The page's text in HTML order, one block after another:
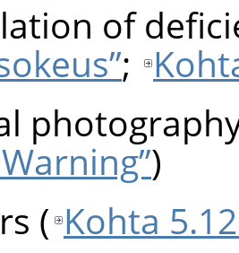
of
;
)
( Kohta